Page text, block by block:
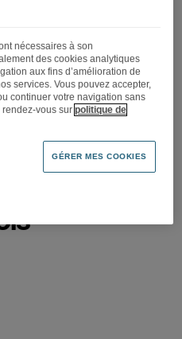
nécessaires à son
des cookies analytiques
aux fins d’amélioration de
services. Vous pouvez accepter,
continuer votre navigation sans
rendez-vous surpolitique de
GÉRER MES COOKIES